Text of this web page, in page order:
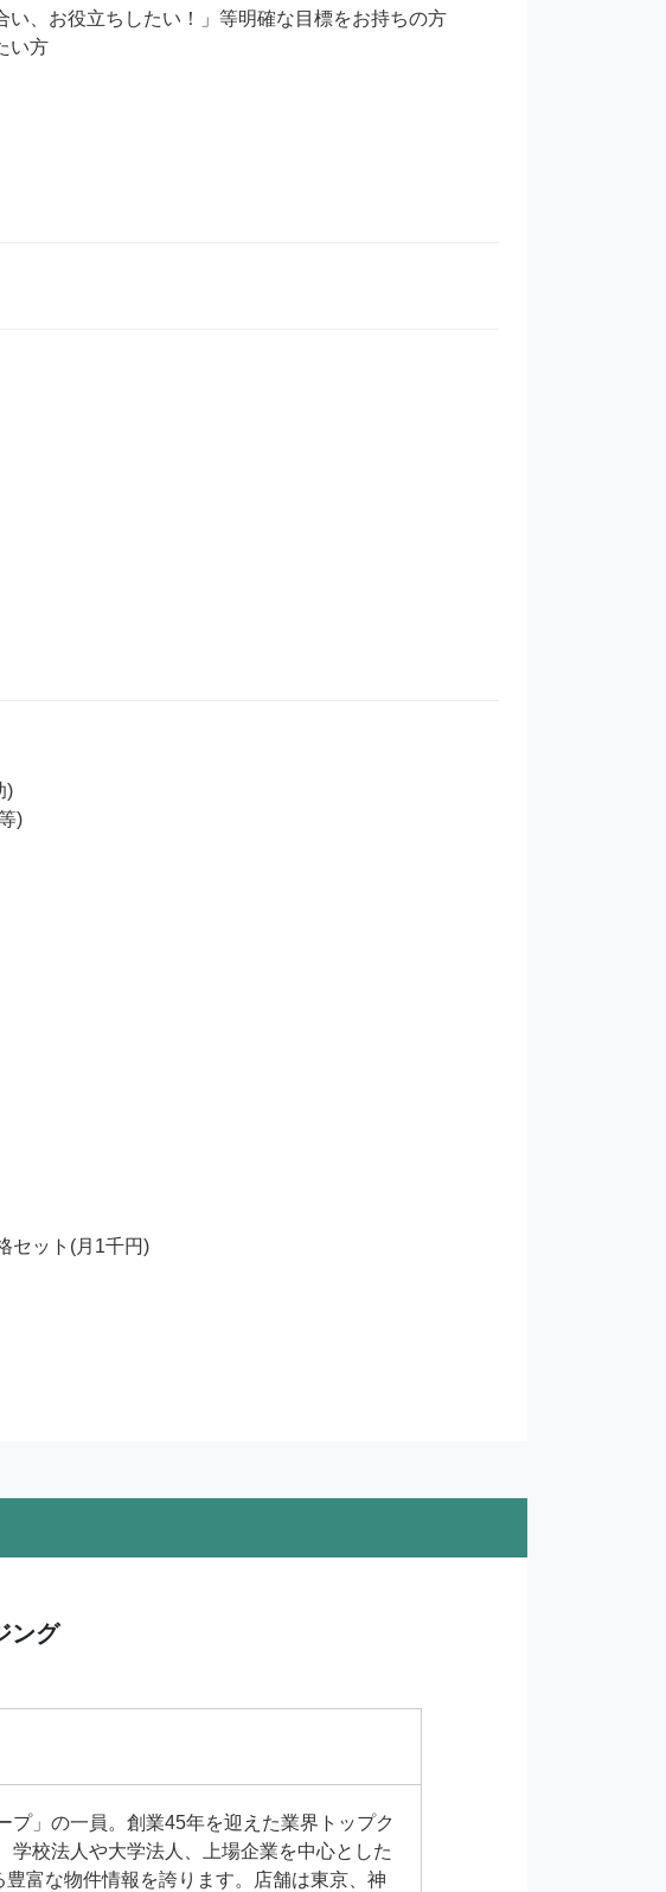
、お役立ちしたい！」等明確な目標をお持ちの方
い方
)
)
セット(月1千円)
ング
」の一員。創業45年を迎えた業界トップク
校法人や大学法人、上場企業を中心とした
富な物件情報を誇ります。店舗は東京、神